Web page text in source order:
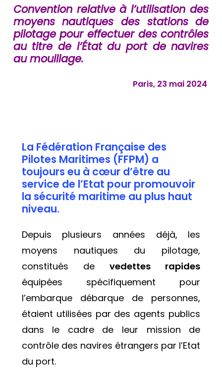
Convention relative à l’utilisation des
moyens nautiques des stations de
pilotage pour effectuer des contrôles
au titre de l’État du port de navires
au mouillage.
Paris, 23 mai 2024
La Fédération Française des
Pilotes Maritimes (FFPM) a
toujours eu à cœur d’être au
service de l’Etat pour promouvoir
la sécurité maritime au plus haut
niveau.
Depuis plusieurs années déjà, les
moyens nautiques du pilotage,
constitués devedettes rapides
équipées spécifiquement pour
l’embarque débarque de personnes,
étaient utilisées par des agents publics
dans le cadre de leur mission de
contrôle des navires étrangers par l’Etat
du port.